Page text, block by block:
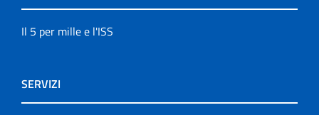
Il 5 per mille e l'ISS
SERVIZI